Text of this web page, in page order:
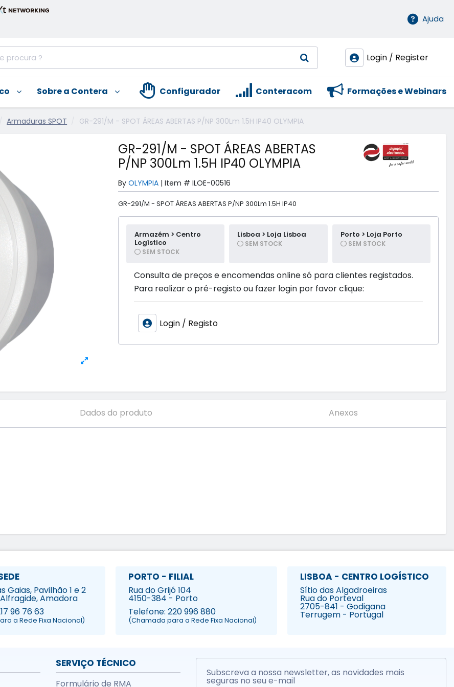
Ajuda
Login / Register
Sobre a Contera Formações e Webinars
Conteracom
Configurador
Armaduras SPOT GR-291/M - SPOT ÁREAS ABERTAS P/NP 300Lm 1.5H IP40 OLYMPIA
GR-291/M - SPOT ÁREAS ABERTAS
P/NP 300Lm 1.5H IP40 OLYMPIA
By OLYMPIA | Item # ILOE-00516
GR-291/M - SPOT ÁREAS ABERTAS P/NP 300Lm 1.5H IP40
Armazém > Centro
Logístico
SEM STOCK
Lisboa > Loja Lisboa
SEM STOCK
Porto > Loja Porto
SEM STOCK
Consulta de preços e encomendas online só para clientes registados.
Para realizar o pré-registo ou fazer login por favor clique:
Login / Registo
Dados do produto Anexos
Gaias, Pavilhão 1 e 2
Amadora
96 76 63
a Rede Fixa Nacional)
PORTO - FILIAL
Rua do Grijó 104
4150-384 - Porto
Telefone: 220 996 880
(Chamada para a Rede Fixa Nacional)
LISBOA - CENTRO LOGÍSTICO
Sítio das Algadroeiras
Rua do Porteval
2705-841 - Godigana
Terrugem - Portugal
SERVIÇO TÉCNICO
Formulário de RMA
Subscreva a nossa newsletter, as novidades mais
seguras no seu e-mail